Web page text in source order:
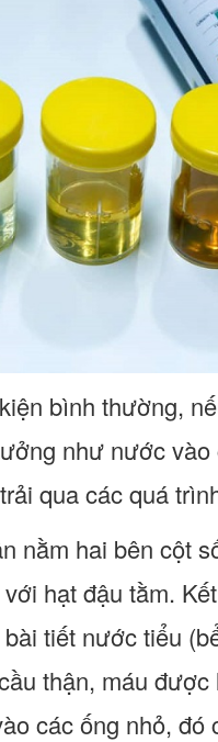
bình thường,
như nước
qua các quá
nằm hai bên cột
hạt đậu tằm.
tiết nước tiểu
thận, máu
các ống nhỏ, đó